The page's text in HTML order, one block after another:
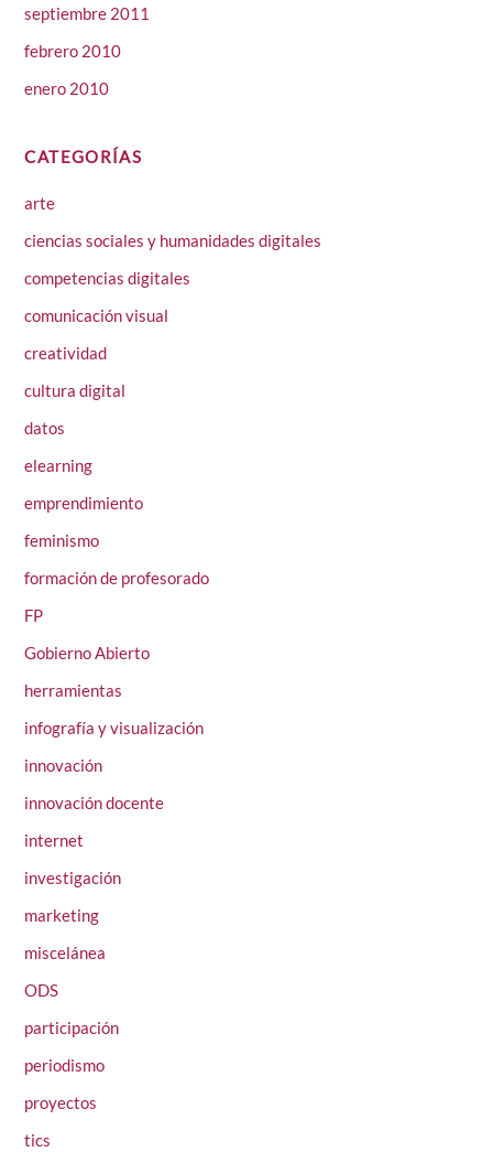
septiembre 2011
febrero 2010
enero 2010
CATEGORÍAS
arte
ciencias sociales y humanidades digitales
competencias digitales
comunicación visual
creatividad
cultura digital
datos
elearning
emprendimiento
feminismo
formación de profesorado
FP
Gobierno Abierto
herramientas
infografía y visualización
innovación
innovación docente
internet
investigación
marketing
miscelánea
ODS
participación
periodismo
proyectos
tics